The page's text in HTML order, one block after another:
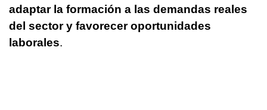
adaptar la formación a las demandas reales
del sector y favorecer oportunidades
laborales.